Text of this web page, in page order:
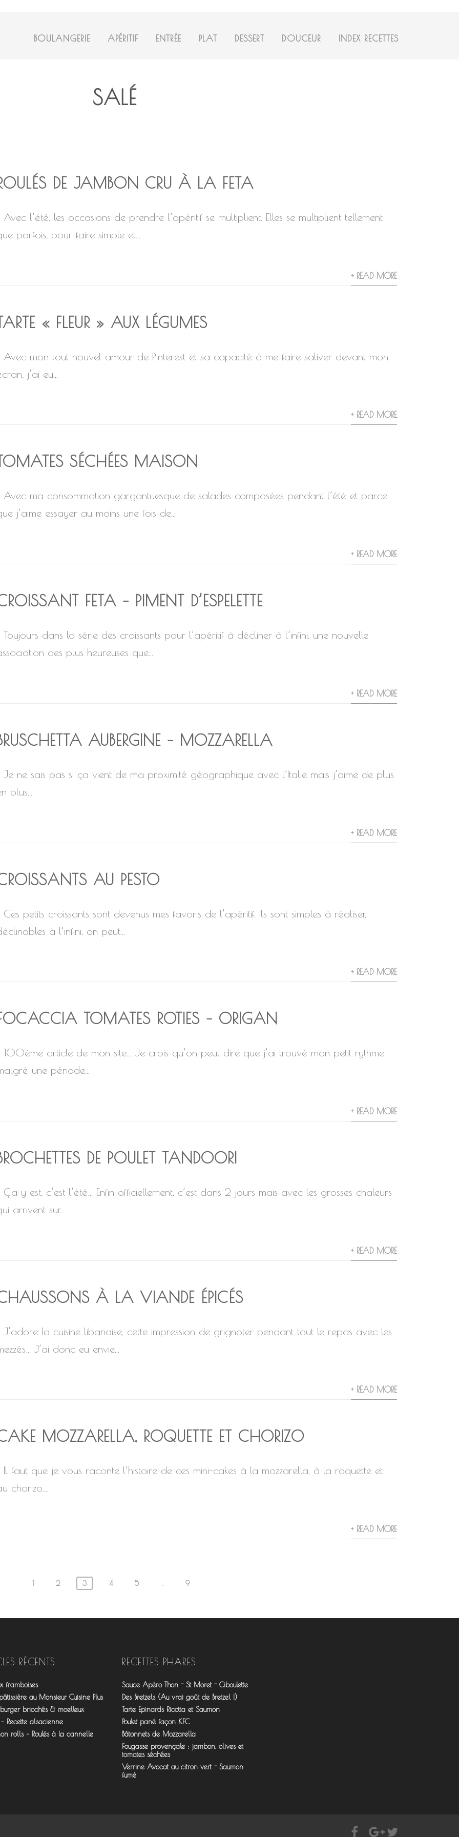
BOULANGERIE APÉRITIF ENTRÉE PLAT DESSERT DOUCEUR INDEX RECETTES
SALÉ
DE JAMBON CRU À LA FETA
l’été, les occasions de prendre l’apéritif se multiplient. Elles se multiplient tellement
parfois, pour faire simple et...
+ READ MORE
« FLEUR » AUX LÉGUMES
mon tout nouvel amour de Pinterest et sa capacité à me faire saliver devant mon
j’ai eu...
+ READ MORE
SÉCHÉES MAISON
ma consommation gargantuesque de salades composées pendant l’été et parce
j’aime essayer au moins une fois de...
+ READ MORE
FETA – PIMENT D’ESPELETTE
dans la série des croissants pour l’apéritif à décliner à l’infini, une nouvelle
des plus heureuses que...
+ READ MORE
AUBERGINE – MOZZARELLA
ne sais pas si ça vient de ma proximité géographique avec l’Italie mais j’aime de plus
plus...
+ READ MORE
AU PESTO
petits croissants sont devenus mes favoris de l’apéritif, ils sont simples à réaliser,
à l’infini, on peut...
+ READ MORE
TOMATES ROTIES – ORIGAN
article de mon site… Je crois qu’on peut dire que j’ai trouvé mon petit rythme
une période...
+ READ MORE
DE POULET TANDOORI
y est, c’est l’été… Enfin officiellement, c’est dans 2 jours mais avec les grosses chaleurs
arrivent sur...
+ READ MORE
À LA VIANDE ÉPICÉS
la cuisine libanaise, cette impression de grignoter pendant tout le repas avec les
J’ai donc eu envie...
+ READ MORE
MOZZARELLA, ROQUETTE ET CHORIZO
faut que je vous raconte l’histoire de ces mini-cakes à la mozzarella, à la roquette et
chorizo....
+ READ MORE
1 2 3 4 5 9
RÉCENTS
framboises
au Monsieur Cuisine Plus
briochés & moelleux
Recette alsacienne
rolls – Roulés à la cannelle
RECETTES PHARES
Sauce Apéro Thon - St Moret - Ciboulette
Des Bretzels (Au vrai goût de Bretzel !)
Tarte Epinards Ricotta et Saumon
Poulet pané façon KFC
Bâtonnets de Mozzarella
Fougasse provençale : jambon, olives et
tomates séchées
Verrine Avocat au citron vert - Saumon
fumé